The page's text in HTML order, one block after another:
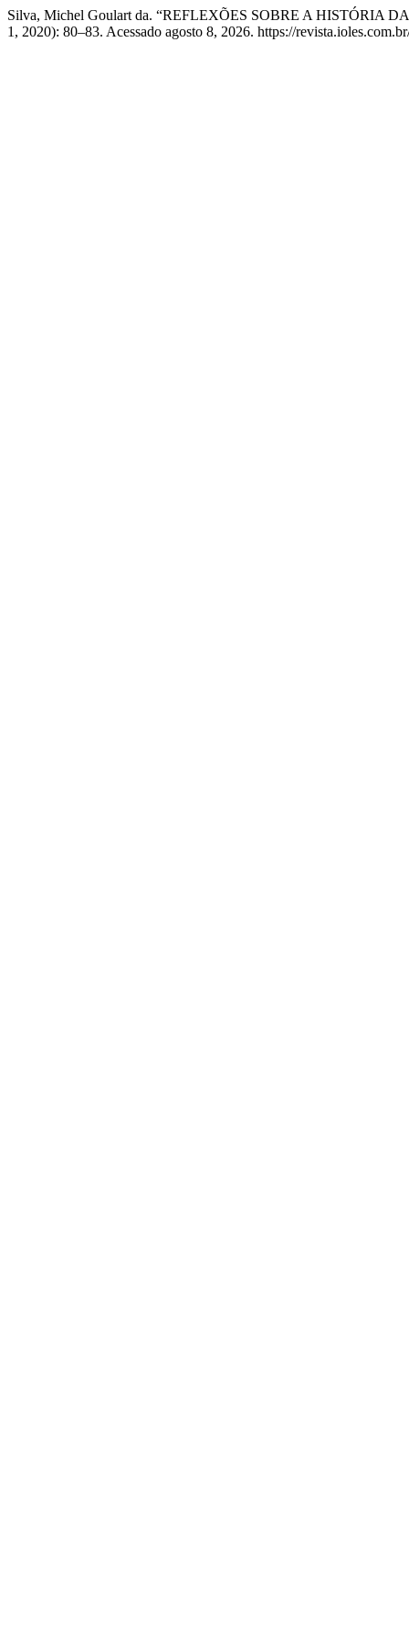
Silva, Michel Goulart da. “REFLEXÕES SOBRE A HISTÓRIA
1, 2020): 80–83. Acessado agosto 8, 2026. https://